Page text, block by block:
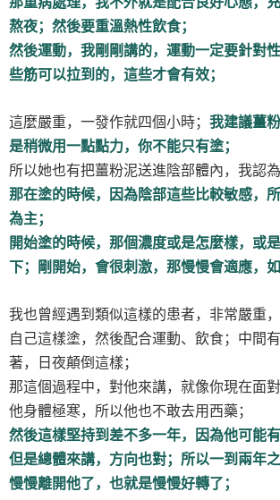
熬夜；然後要重溫熱性飲食；
然後運動，我剛剛講的，運動一定要針對
些筋可以拉到的，這些才會有效；
這麼嚴重，一發作就四個小時； 我建議薑
是稍微用一點點力，你不能只有塗；
所以她也有把薑粉泥送進陰部體內，我認
那在塗的時候，因為陰部這些比較敏感，
為主；
開始塗的時候，那個濃度或是怎麼樣，或
下；剛開始，會很刺激，那慢慢會適應，如
我也曾經遇到類似這樣的患者，非常嚴重
自己這樣塗，然後配合運動、飲食；中間
著，日夜顛倒這樣；
那這個過程中，對他來講，就像你現在面
他身體極寒，所以他也不敢去用西藥；
然後這樣堅持到差不多一年，因為他可能有
但是總體來講，方向也對；所以一到兩年
慢慢離開他了，也就是慢慢好轉了；